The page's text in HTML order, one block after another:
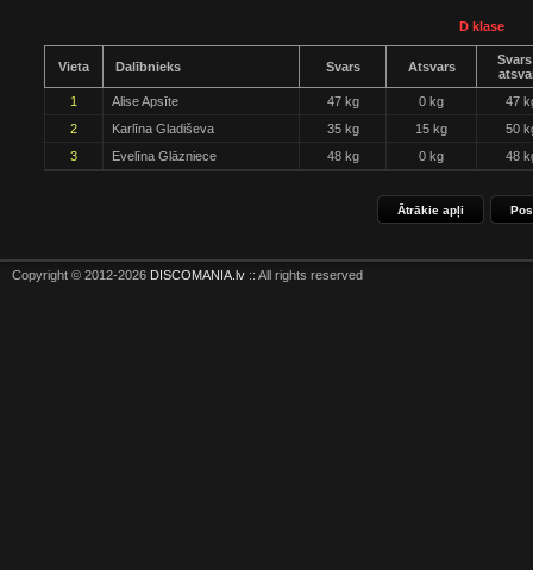
D klase
Vieta Dalībnieks Svars Atsvars
1
Alise Apsīte 47 kg 0 kg
47
2
Karlīna Gladiševa 35 kg 15 kg
50
3
Evelīna Glāzniece 48 kg 0 kg 48
Ātrākie apļi
Copyright © 2012-2026 DISCOMANIA.lv :: All rights reserved